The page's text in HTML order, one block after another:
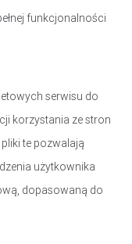
funkcjonalności
serwisu do
korzystania ze stron
te pozwalają
użytkownika
dopasowaną do